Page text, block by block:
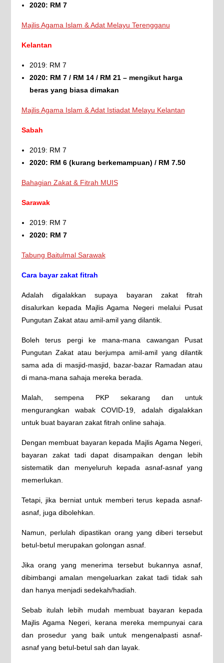
2020: RM 7
Majlis Agama Islam & Adat Melayu Terengganu
Kelantan
2019: RM 7
2020: RM 7 / RM 14 / RM 21 – mengikut harga
beras yang biasa dimakan
Majlis Agama Islam & Adat Istiadat Melayu Kelantan
Sabah
2019: RM 7
2020: RM 6 (kurang berkemampuan) / RM 7.50
Bahagian Zakat & Fitrah MUIS
Sarawak
2019: RM 7
2020: RM 7
Tabung Baitulmal Sarawak
Cara bayar zakat fitrah
Adalah digalakkan supaya bayaran zakat fitrah
disalurkan kepada Majlis Agama Negeri melalui Pusat
Pungutan Zakat atau amil-amil yang dilantik.
Boleh terus pergi ke mana-mana cawangan Pusat
Pungutan Zakat atau berjumpa amil-amil yang dilantik
sama ada di masjid-masjid, bazar-bazar Ramadan atau
di mana-mana sahaja mereka berada.
Malah, sempena PKP sekarang dan untuk
mengurangkan wabak COVID-19, adalah digalakkan
untuk buat bayaran zakat fitrah online sahaja.
Dengan membuat bayaran kepada Majlis Agama Negeri,
bayaran zakat tadi dapat disampaikan dengan lebih
sistematik dan menyeluruh kepada asnaf-asnaf yang
memerlukan.
Tetapi, jika berniat untuk memberi terus kepada asnaf-
asnaf, juga dibolehkan.
Namun, perlulah dipastikan orang yang diberi tersebut
betul-betul merupakan golongan asnaf.
Jika orang yang menerima tersebut bukannya asnaf,
dibimbangi amalan mengeluarkan zakat tadi tidak sah
dan hanya menjadi sedekah/hadiah.
Sebab itulah lebih mudah membuat bayaran kepada
Majlis Agama Negeri, kerana mereka mempunyai cara
dan prosedur yang baik untuk mengenalpasti asnaf-
asnaf yang betul-betul sah dan layak.